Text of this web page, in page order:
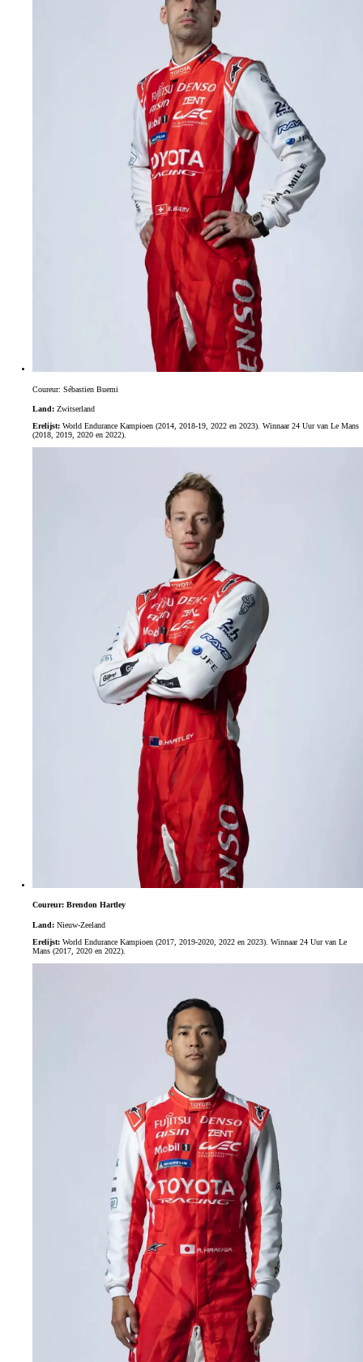
Coureur: Sébastien Buemi
Land: Zwitserland
Erelijst: World Endurance Kampioen (2014, 2018-19, 2022 en 2023). Winnaar 24 Uur van Le Mans
(2018, 2019, 2020 en 2022).
Coureur: Brendon Hartley
Land: Nieuw-Zeeland
Erelijst: World Endurance Kampioen (2017, 2019-2020, 2022 en 2023). Winnaar 24 Uur van Le
Mans (2017, 2020 en 2022).